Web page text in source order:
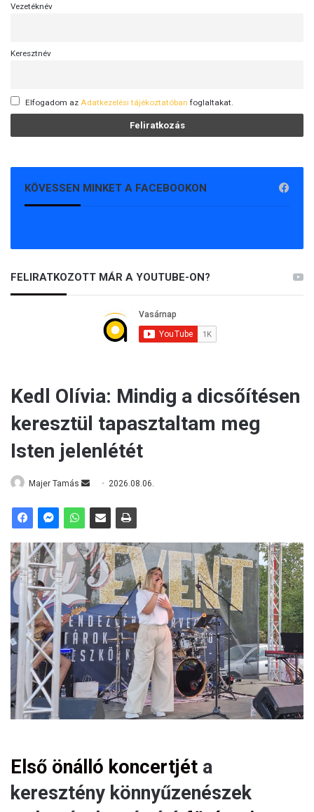
Vezetéknév
Keresztnév
Elfogadom az Adatkezelési tájékoztatóban foglaltakat.
KÖVESSEN MINKET A FACEBOOKON
FELIRATKOZOTT MÁR A YOUTUBE-ON?